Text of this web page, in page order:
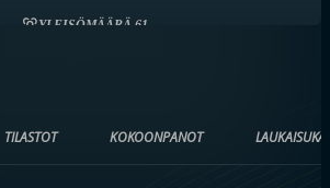
YLEISÖMÄÄRÄ 61
TILASTOT KOKOONPANOT